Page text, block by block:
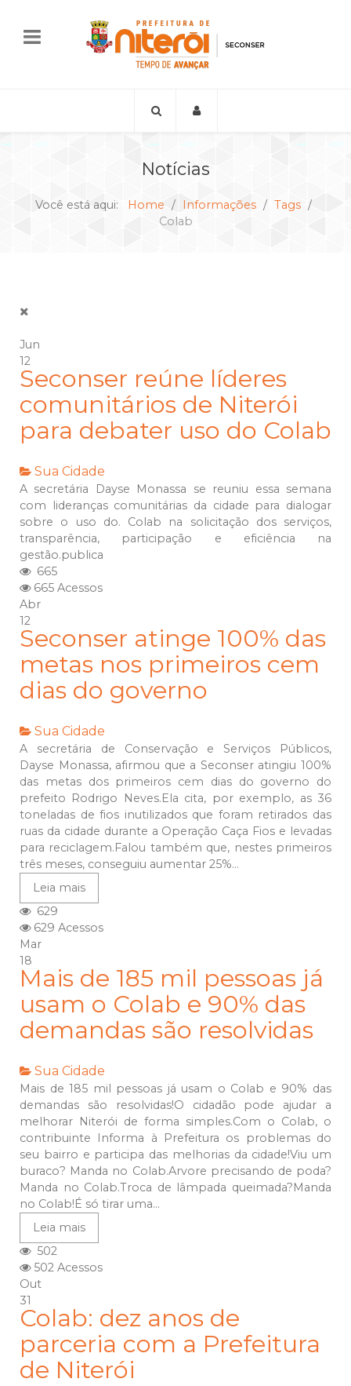
Notícias
Você está aqui: Home Informações
Tags
Colab
Jun
12
Seconser reúne líderes
comunitários de Niterói
para debater uso do Colab
Sua Cidade
A secretária Dayse Monassa se reuniu essa semana
com lideranças comunitárias da cidade para dialogar
sobre o uso do. Colab na solicitação dos serviços,
transparência, participação e eficiência na
gestão.publica
665
665 Acessos
Abr
12
Seconser atinge 100% das
metas nos primeiros cem
dias do governo
Sua Cidade
A secretária de Conservação e Serviços Públicos,
Dayse Monassa, afirmou que a Seconser atingiu 100%
das metas dos primeiros cem dias do governo do
prefeito Rodrigo Neves.Ela cita, por exemplo, as 36
toneladas de fios inutilizados que foram retirados das
ruas da cidade durante a Operação Caça Fios e levadas
para reciclagem.Falou também que, nestes primeiros
três meses, conseguiu aumentar 25%...
Leia mais
629
629 Acessos
Mar
18
Mais de 185 mil pessoas já
usam o Colab e 90% das
demandas são resolvidas
Sua Cidade
Mais de 185 mil pessoas já usam o Colab e 90% das
demandas são resolvidas!O cidadão pode ajudar a
melhorar Niterói de forma simples.Com o Colab, o
contribuinte Informa à Prefeitura os problemas do
seu bairro e participa das melhorias da cidade!Viu um
buraco? Manda no Colab.Arvore precisando de poda?
Manda no Colab.Troca de lâmpada queimada?Manda
no Colab!É só tirar uma...
Leia mais
502
502 Acessos
Out
31
Colab: dez anos de
parceria com a Prefeitura
de Niterói